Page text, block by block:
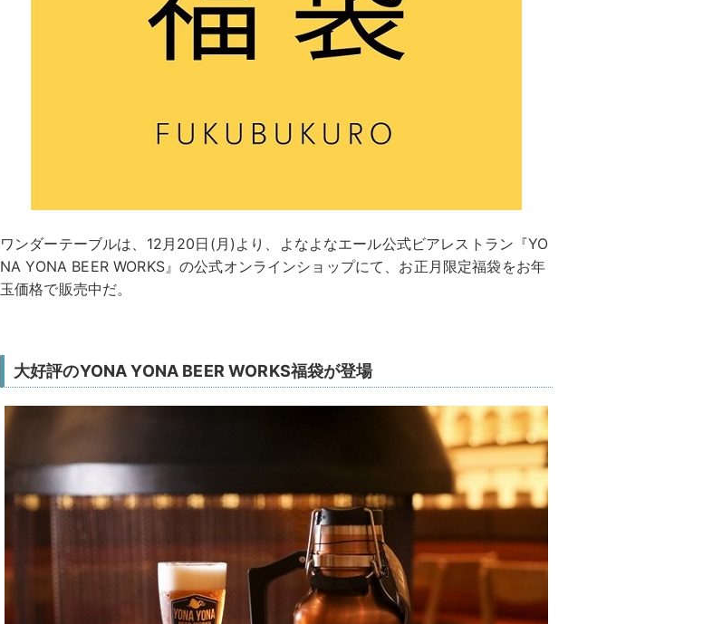
ワンダーテーブルは、12月20日(月)より、よなよなエール公式ビアレストラン『YO
NA YONA BEER WORKS』の公式オンラインショップにて、お正月限定福袋をお年
玉価格で販売中だ。
大好評のYONA YONA BEER WORKS福袋が登場